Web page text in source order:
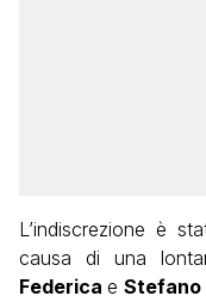
L’indiscrezione è
causa di una
Federica e Stefano